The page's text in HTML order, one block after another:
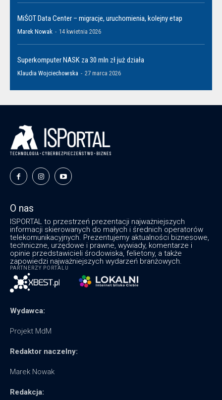
MiŚOT Data Center – migracje, uruchomienia, kolejny etap
Marek Nowak - 14 kwietnia 2026
Superkomputer NASK za 30 mln zł już działa
Klaudia Wojciechowska - 27 marca 2026
O nas
ISPORTAL to przestrzeń prezentacji najważniejszych
informacji skierowanych do małych i średnich operatorów
telekomunikacyjnych. Prezentujemy aktualności biznesowe,
techniczne, urzędowe i prawne, wywiady, komentarze i
opinie przedstawicieli środowiska, felietony, a także
zapowiedzi najważniejszych wydarzeń branżowych.
PARTNERZY PORTALU
Wydawca:
Projekt MdM
Redaktor naczelny:
Marek Nowak
Redakcja: